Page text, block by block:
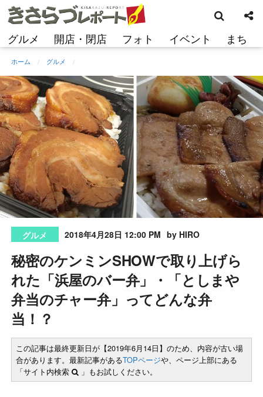
コ
ン
ン
へ
ス
キ
ッ
プ
グルメ 開店・閉店 フォト イベント まち
索
ホーム グルメ
グルメ 2018年4月28日 12:00 PM by HIRO
秘密のケンミンSHOWで取り上げら
れた「浜屋のバー弁」・「としまや
弁当のチャー弁」ってどんな弁
当！？
この記事は最終更新日が【2019年6月14日】のため、内容が古い場
合があります。最新記事があるTOPページや、ページ上部にある
「サイト内検索
」もお試しください。